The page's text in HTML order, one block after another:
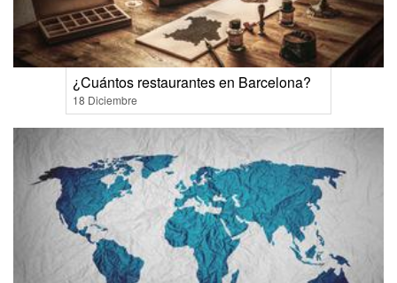
¿Cuántos restaurantes en Barcelona?
18 Diciembre